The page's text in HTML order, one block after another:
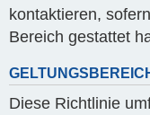
kontaktieren,
Bereich gestattet
Diese Richtlinie